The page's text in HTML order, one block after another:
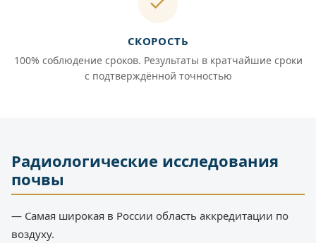
СКОРОСТЬ
100% соблюдение сроков. Результаты в кратчайшие сроки
с подтверждённой точностью
Радиологические исследования
почвы
— Самая широкая в России область аккредитации по
воздуху.